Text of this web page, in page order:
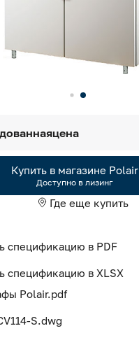
цена
Купить в магазине Polair
Доступно в лизинг
Где еще купить
спецификацию в PDF
спецификацию в XLSX
Polair.pdf
S.dwg
Вашего Dark Store